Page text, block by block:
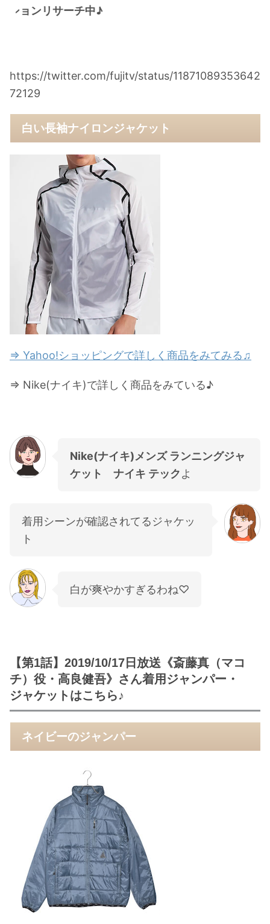
リサーチ中♪
https://twitter.com/fujitv/status/11871089353642
72129
白い長袖ナイロンジャケット
⇒ Yahoo!ショッピングで詳しく商品をみてみる♫
⇒ Nike(ナイキ)で詳しく商品をみている♪
Nike(ナイキ)メンズ ランニングジャ
ケット ナイキ テックよ
着用シーンが確認されてるジャケッ
ト
白が爽やかすぎるわね♡
【第1話】2019/10/17日放送《斎藤真（マコ
チ）役・高良健吾》さん着用ジャンパー・
ジャケットはこちら♪
ネイビーのジャンパー